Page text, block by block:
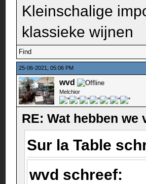
Kleinschalige
klassieke wijnen
Find
25-06-2021, 05:06 PM
wvd
Melchior
RE: Wat hebben we
Sur la Table
wvd schreef: